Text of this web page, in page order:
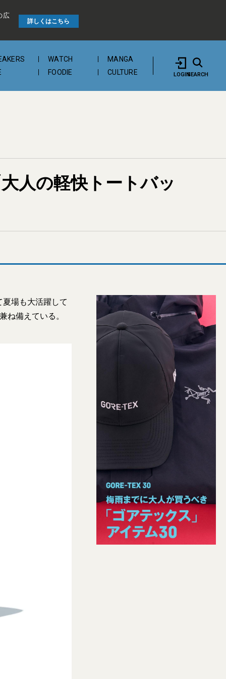
広
詳しくはこちら
WATCH
MANGA
FOODIE CULTURE LOGINSEARCH
人の軽快トートバッ
場も大活躍して
ね備えている。